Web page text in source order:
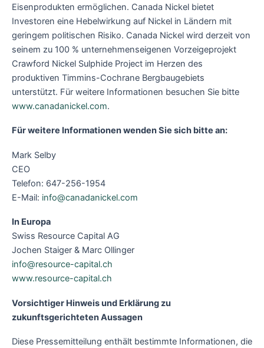
Eisenprodukten ermöglichen. Canada Nickel bietet
Investoren eine Hebelwirkung auf Nickel in Ländern mit
geringem politischen Risiko. Canada Nickel wird derzeit von
seinem zu 100 % unternehmenseigenen Vorzeigeprojekt
Crawford Nickel Sulphide Project im Herzen des
produktiven Timmins-Cochrane Bergbaugebiets
unterstützt. Für weitere Informationen besuchen Sie bitte
www.canadanickel.com.
Für weitere Informationen wenden Sie sich bitte an:
Mark Selby
CEO
Telefon: 647-256-1954
E-Mail: info@canadanickel.com
In Europa
Swiss Resource Capital AG
Jochen Staiger & Marc Ollinger
info@resource-capital.ch
www.resource-capital.ch
Vorsichtiger Hinweis und Erklärung zu
zukunftsgerichteten Aussagen
Diese Pressemitteilung enthält bestimmte Informationen, die